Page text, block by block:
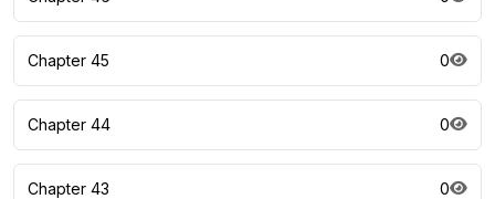
Chapter 45 0
Chapter 44 0
Chapter 43 0